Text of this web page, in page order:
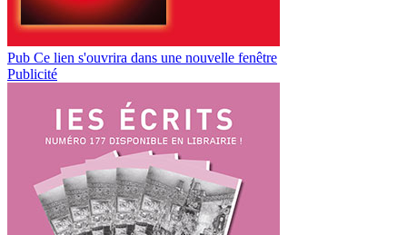
Pub Ce lien s'ouvrira dans une nouvelle fenêtre
Publicité